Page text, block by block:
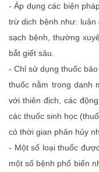
- Áp dụng các biện
trừ dịch bệnh như: luân
sạch bệnh, thường
bắt giết sâu.
- Chỉ sử dụng thuốc
thuốc nằm trong danh
với thiên địch, các
các thuốc sinh học
có thời gian phân hủy
- Một số loại thuốc
một số bệnh phổ biến